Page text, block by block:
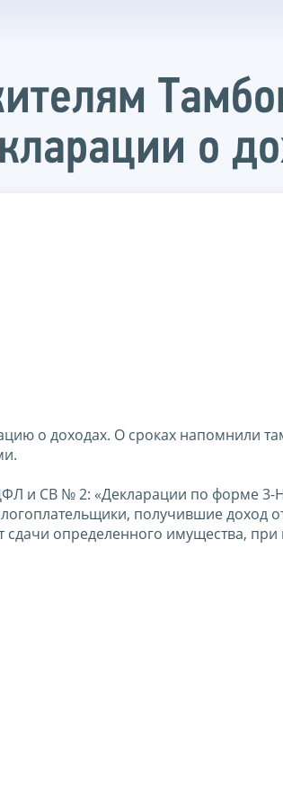
о
о доходах. О сроках напомнили
и СВ № 2: «Декларации по форме
получившие доход
определенного имущества, при